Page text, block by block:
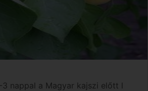
nappal a Magyar kajszi előtt l